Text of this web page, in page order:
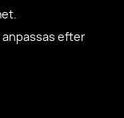
anpassas efter